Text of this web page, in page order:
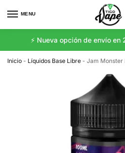
MENU
⚡️ Nueva opción de envío en
Inicio - Líquidos Base Libre - Jam Monster